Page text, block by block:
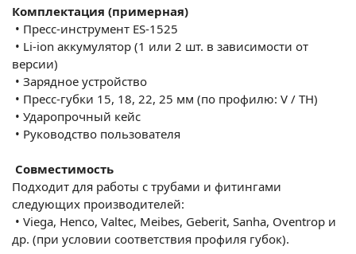
Комплектация (примерная)
• Пресс-инструмент ES-1525
• Li-ion аккумулятор (1 или 2 шт. в зависимости от
версии)
• Зарядное устройство
• Пресс-губки 15, 18, 22, 25 мм (по профилю: V / TH)
• Ударопрочный кейс
• Руководство пользователя
Совместимость
Подходит для работы с трубами и фитингами
следующих производителей:
• Viega, Henco, Valtec, Meibes, Geberit, Sanha, Oventrop и
др. (при условии соответствия профиля губок).